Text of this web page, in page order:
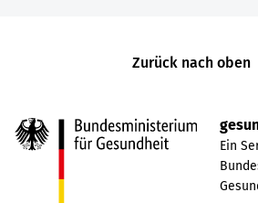
Zurück nach oben
Ein